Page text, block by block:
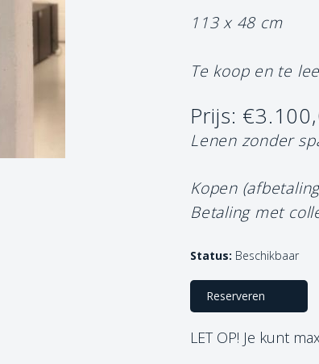
113 x 48 cm
Te koop en te
Prijs:
Lenen zonder
Kopen
Betaling met
Status: Beschikbaar
Reserveren
LET OP! Je kunt